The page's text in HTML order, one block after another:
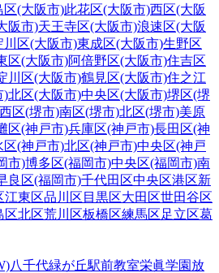
区(大阪市)此花区(大阪市)西区(大阪
阪市)天王寺区(大阪市)浪速区(大阪
川区(大阪市)東成区(大阪市)生野区
区(大阪市)阿倍野区(大阪市)住吉区
川区(大阪市)鶴見区(大阪市)住之江
)北区(大阪市)中央区(大阪市)堺区(堺
西区(堺市)南区(堺市)北区(堺市)美原
区(神戸市)兵庫区(神戸市)長田区(神
区(神戸市)北区(神戸市)中央区(神戸
市)博多区(福岡市)中央区(福岡市)南
良区(福岡市)千代田区中央区港区新
江東区品川区 目黒区大田区世田谷区
区北区荒川区板橋区練馬区足立区葛
八千代緑が丘駅前教室栄眞学園放